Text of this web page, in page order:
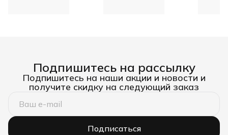
Подпишитесь на рассылку
Подпишитесь на наши акции и новости и
получите скидку на следующий заказ
Подписаться